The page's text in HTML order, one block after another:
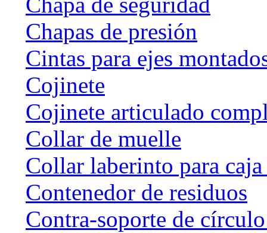
Chapas de presión
Cintas para ejes
Cojinete
Cojinete articulado
Collar de muelle
Collar laberinto para
Contenedor de residuos
Contra-soporte de